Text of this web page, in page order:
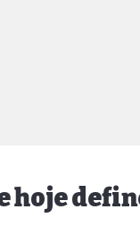
hoje